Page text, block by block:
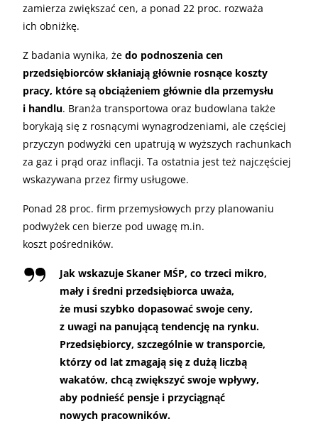
zamierza zwiększać cen, a ponad 22 proc. rozważa
ich obniżkę.
Z badania wynika, że do podnoszenia cen
przedsiębiorców skłaniają głównie rosnące koszty
pracy, które są obciążeniem głównie dla przemysłu
i handlu. Branża transportowa oraz budowlana także
borykają się z rosnącymi wynagrodzeniami, ale częściej
przyczyn podwyżki cen upatrują w wyższych rachunkach
za gaz i prąd oraz inflacji. Ta ostatnia jest też najczęściej
wskazywana przez firmy usługowe.
Ponad 28 proc. firm przemysłowych przy planowaniu
podwyżek cen bierze pod uwagę m.in.
koszt pośredników.
Jak wskazuje Skaner MŚP, co trzeci mikro,
mały i średni przedsiębiorca uważa,
że musi szybko dopasować swoje ceny,
z uwagi na panującą tendencję na rynku.
Przedsiębiorcy, szczególnie w transporcie,
którzy od lat zmagają się z dużą liczbą
wakatów, chcą zwiększyć swoje wpływy,
aby podnieść pensje i przyciągnąć
nowych pracowników.